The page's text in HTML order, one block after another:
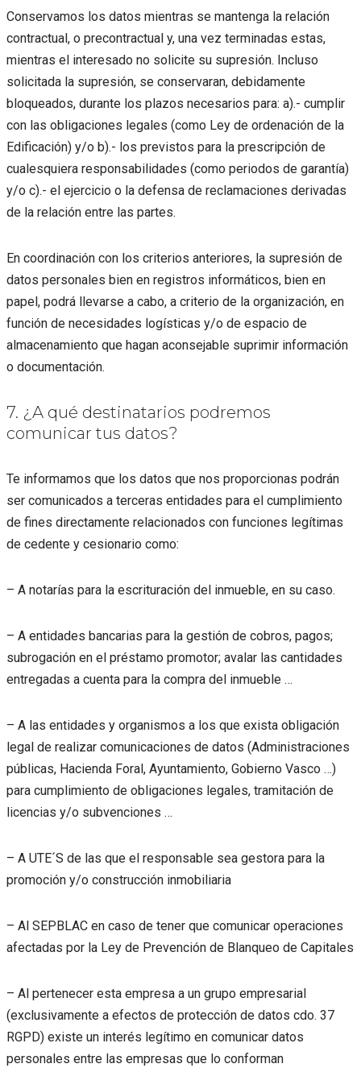
Conservamos los datos mientras se mantenga la relación
contractual, o precontractual y, una vez terminadas estas,
mientras el interesado no solicite su supresión. Incluso
solicitada la supresión, se conservaran, debidamente
bloqueados, durante los plazos necesarios para: a).- cumplir
con las obligaciones legales (como Ley de ordenación de la
Edificación) y/o b).- los previstos para la prescripción de
cualesquiera responsabilidades (como periodos de garantía)
y/o c).- el ejercicio o la defensa de reclamaciones derivadas
de la relación entre las partes.
En coordinación con los criterios anteriores, la supresión de
datos personales bien en registros informáticos, bien en
papel, podrá llevarse a cabo, a criterio de la organización, en
función de necesidades logísticas y/o de espacio de
almacenamiento que hagan aconsejable suprimir información
o documentación.
7. ¿A qué destinatarios podremos
comunicar tus datos?
Te informamos que los datos que nos proporcionas podrán
ser comunicados a terceras entidades para el cumplimiento
de fines directamente relacionados con funciones legítimas
de cedente y cesionario como:
– A notarías para la escrituración del inmueble, en su caso.
– A entidades bancarias para la gestión de cobros, pagos;
subrogación en el préstamo promotor; avalar las cantidades
entregadas a cuenta para la compra del inmueble …
– A las entidades y organismos a los que exista obligación
legal de realizar comunicaciones de datos (Administraciones
públicas, Hacienda Foral, Ayuntamiento, Gobierno Vasco …)
para cumplimiento de obligaciones legales, tramitación de
licencias y/o subvenciones …
– A UTE´S de las que el responsable sea gestora para la
promoción y/o construcción inmobiliaria
– Al SEPBLAC en caso de tener que comunicar operaciones
afectadas por la Ley de Prevención de Blanqueo de Capitales
– Al pertenecer esta empresa a un grupo empresarial
(exclusivamente a efectos de protección de datos cdo. 37
RGPD) existe un interés legítimo en comunicar datos
personales entre las empresas que lo conforman